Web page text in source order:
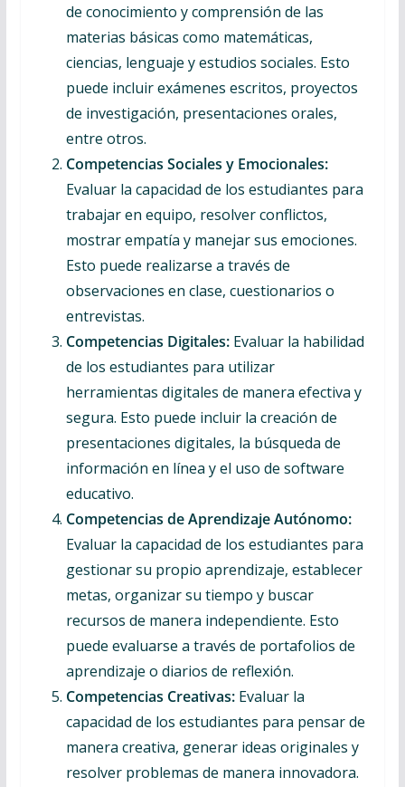
de conocimiento y comprensión de las
materias básicas como matemáticas,
ciencias, lenguaje y estudios sociales. Esto
puede incluir exámenes escritos, proyectos
de investigación, presentaciones orales,
entre otros.
Competencias Sociales y Emocionales:
Evaluar la capacidad de los estudiantes para
trabajar en equipo, resolver conflictos,
mostrar empatía y manejar sus emociones.
Esto puede realizarse a través de
observaciones en clase, cuestionarios o
entrevistas.
Competencias Digitales:Evaluar la habilidad
de los estudiantes para utilizar
herramientas digitales de manera efectiva y
segura. Esto puede incluir la creación de
presentaciones digitales, la búsqueda de
información en línea y el uso de software
educativo.
Competencias de Aprendizaje Autónomo:
Evaluar la capacidad de los estudiantes para
gestionar su propio aprendizaje, establecer
metas, organizar su tiempo y buscar
recursos de manera independiente. Esto
puede evaluarse a través de portafolios de
aprendizaje o diarios de reflexión.
Competencias Creativas:Evaluar la
capacidad de los estudiantes para pensar de
manera creativa, generar ideas originales y
resolver problemas de manera innovadora.